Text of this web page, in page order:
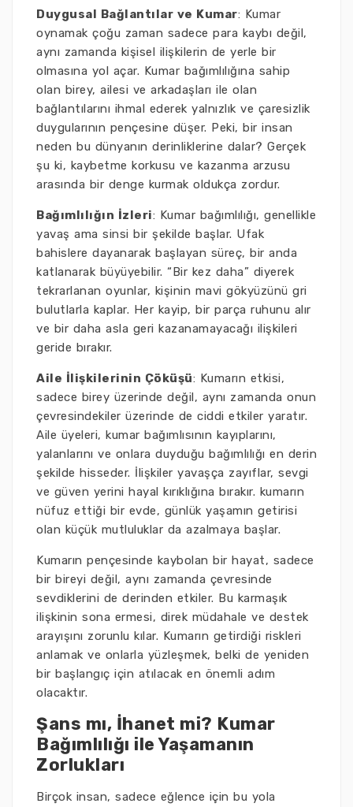
Duygusal Bağlantılar ve Kumar: Kumar
oynamak çoğu zaman sadece para kaybı değil,
aynı zamanda kişisel ilişkilerin de yerle bir
olmasına yol açar. Kumar bağımlılığına sahip
olan birey, ailesi ve arkadaşları ile olan
bağlantılarını ihmal ederek yalnızlık ve çaresizlik
duygularının pençesine düşer. Peki, bir insan
neden bu dünyanın derinliklerine dalar? Gerçek
şu ki, kaybetme korkusu ve kazanma arzusu
arasında bir denge kurmak oldukça zordur.
Bağımlılığın İzleri: Kumar bağımlılığı, genellikle
yavaş ama sinsi bir şekilde başlar. Ufak
bahislere dayanarak başlayan süreç, bir anda
katlanarak büyüyebilir. “Bir kez daha” diyerek
tekrarlanan oyunlar, kişinin mavi gökyüzünü gri
bulutlarla kaplar. Her kayip, bir parça ruhunu alır
ve bir daha asla geri kazanamayacağı ilişkileri
geride bırakır.
Aile İlişkilerinin Çöküşü: Kumarın etkisi,
sadece birey üzerinde değil, aynı zamanda onun
çevresindekiler üzerinde de ciddi etkiler yaratır.
Aile üyeleri, kumar bağımlısının kayıplarını,
yalanlarını ve onlara duyduğu bağımlılığı en derin
şekilde hisseder. İlişkiler yavaşça zayıflar, sevgi
ve güven yerini hayal kırıklığına bırakır. kumarın
nüfuz ettiği bir evde, günlük yaşamın getirisi
olan küçük mutluluklar da azalmaya başlar.
Kumarın pençesinde kaybolan bir hayat, sadece
bir bireyi değil, aynı zamanda çevresinde
sevdiklerini de derinden etkiler. Bu karmaşık
ilişkinin sona ermesi, direk müdahale ve destek
arayışını zorunlu kılar. Kumarın getirdiği riskleri
anlamak ve onlarla yüzleşmek, belki de yeniden
bir başlangıç için atılacak en önemli adım
olacaktır.
Şans mı, İhanet mi? Kumar
Bağımlılığı ile Yaşamanın
Zorlukları
Birçok insan, sadece eğlence için bu yola